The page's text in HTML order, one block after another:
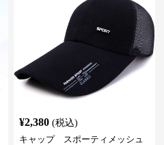
¥2,380 (税込)
キャップ スポーティメッシュ